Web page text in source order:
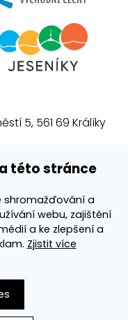
této stránce
shromažďování a
webu, zajištění
a ke zlepšení a
Zjistit více
5, 561 69 Králíky